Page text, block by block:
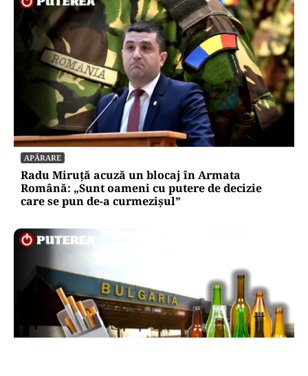
APĂRARE
Radu Miruță acuză un blocaj în Armata
Română: „Sunt oameni cu putere de decizie
care se pun de-a curmezișul”